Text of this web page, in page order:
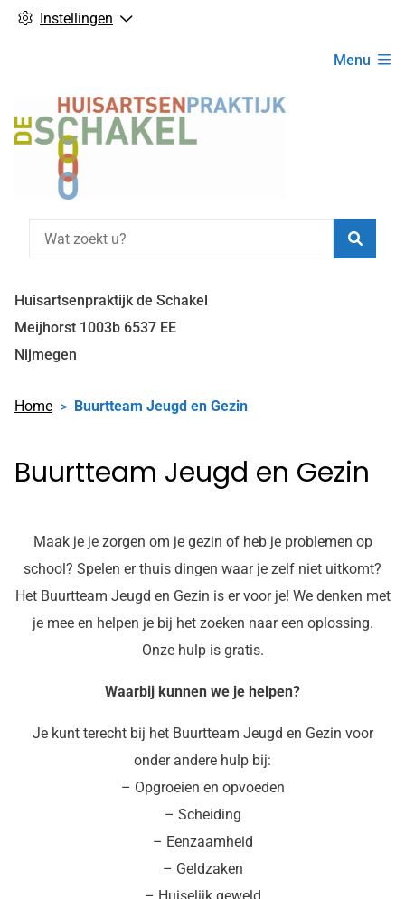
Instellingen
Menu
Huisartsenpraktijk de Schakel
Meijhorst 1003b 6537 EE
Nijmegen
Home Buurtteam Jeugd en Gezin
Buurtteam Jeugd en Gezin
Maak je je zorgen om je gezin of heb je problemen op
school? Spelen er thuis dingen waar je zelf niet uitkomt?
Het Buurtteam Jeugd en Gezin is er voor je! We denken met
je mee en helpen je bij het zoeken naar een oplossing.
Onze hulp is gratis.
Waarbij kunnen we je helpen?
Je kunt terecht bij het Buurtteam Jeugd en Gezin voor
onder andere hulp bij:
– Opgroeien en opvoeden
– Scheiding
– Eenzaamheid
– Geldzaken